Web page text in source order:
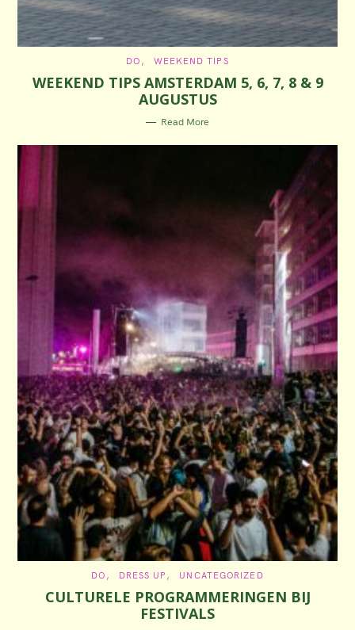
C
T
E
G
O
R
I
S
DO WEEKEND TIPS
WEEKEND TIPS AMSTERDAM 5, 6, 7, 8 & 9
AUGUSTUS
Read More
C
T
E
G
O
DO DRESS UP UNCATEGORIZED
CULTURELE PROGRAMMERINGEN BIJ
FESTIVALS